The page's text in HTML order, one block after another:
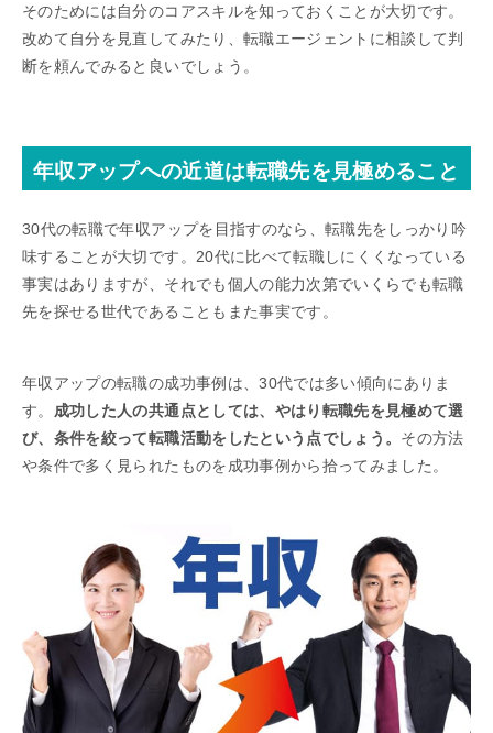
そのためには自分のコアスキルを知っておくことが大切です。
改めて自分を見直してみたり、転職エージェントに相談して判
断を頼んでみると良いでしょう。
年収アップへの近道は転職先を見極めること
30代の転職で年収アップを目指すのなら、転職先をしっかり吟
味することが大切です。20代に比べて転職しにくくなっている
事実はありますが、それでも個人の能力次第でいくらでも転職
先を探せる世代であることもまた事実です。
年収アップの転職の成功事例は、30代では多い傾向にありま
す。 成功した人の共通点としては、やはり転職先を見極めて選
び、条件を絞って転職活動をしたという点でしょう。 その方法
や条件で多く見られたものを成功事例から拾ってみました。